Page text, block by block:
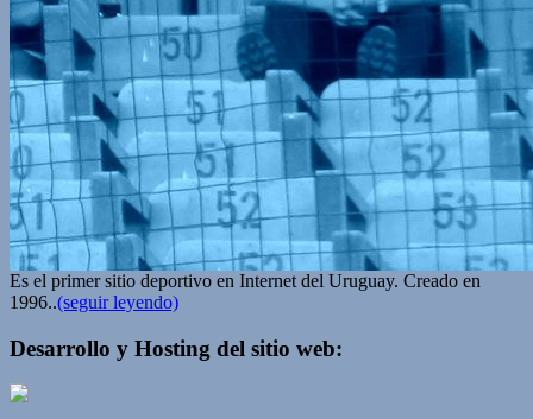
Es el primer sitio deportivo en Internet del Uruguay. Creado en
1996..(seguir leyendo)
Desarrollo y Hosting del sitio web: